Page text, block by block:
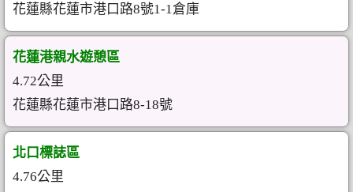
花蓮縣花蓮市港口路8號1-1倉庫
花蓮港親水遊憩區
4.72公里
花蓮縣花蓮市港口路8-18號
北口標誌區
4.76公里